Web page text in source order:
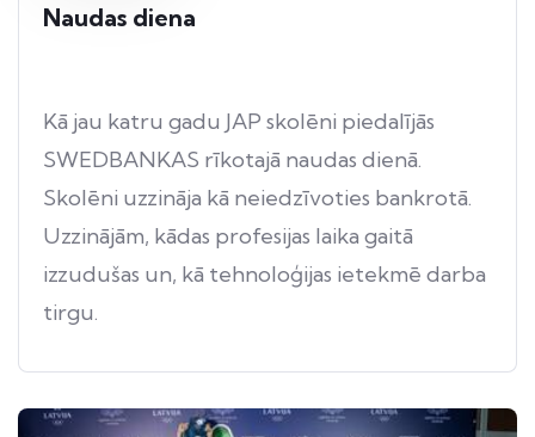
Naudas diena
Kā jau katru gadu JAP skolēni piedalījās
SWEDBANKAS rīkotajā naudas dienā.
Skolēni uzzināja kā neiedzīvoties bankrotā.
Uzzinājām, kādas profesijas laika gaitā
izzudušas un, kā tehnoloģijas ietekmē darba
tirgu.